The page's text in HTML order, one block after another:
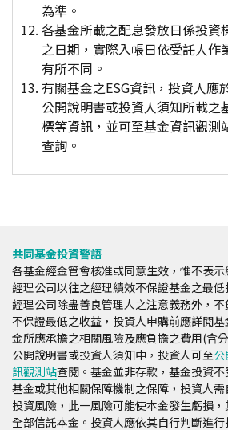
為準。
各基金所載之配息發放日係投資
之日期，實際入帳日依受託人作
有所不同。
有關基金之ESG資訊，投資人應
公開說明書或投資人須知所載之
標等資訊，並可至基金資訊觀測
查詢。
共同基金投資警語
各基金經金管會核准或同意生效，惟不表
經理公司以往之經理績效不保證基金之最
經理公司除盡善良管理人之注意義務外，
不保證最低之收益，投資人申購前應詳閱
金所應承擔之相關風險及應負擔之費用(含
公開說明書或投資人須知中，投資人可至
訊觀測站查閱。基金並非存款，基金投資
基金或其他相關保障機制之保障，投資人
投資風險，此一風險可能使本金發生虧損
全部信託本金。投資人應依其自行判斷進行